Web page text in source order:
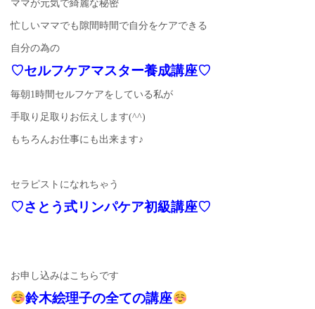
ママが元気で綺麗な秘密
忙しいママでも隙間時間で自分をケアできる
自分の為の
♡セルフケアマスター養成講座♡
毎朝1時間セルフケアをしている私が
手取り足取りお伝えします(^^)
もちろんお仕事にも出来ます♪
セラピストになれちゃう
♡さとう式リンパケア初級講座♡
お申し込みはこちらです
鈴木絵理子の全ての講座